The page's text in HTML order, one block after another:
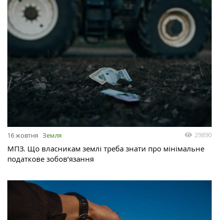
16 жовтня Земля 29890
МПЗ. Що власникам землі треба знати про мінімальне
податкове зобов’язання